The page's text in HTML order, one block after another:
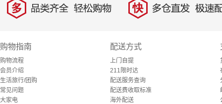
多 品类齐全，轻松购物 快 多仓直发，极速配
购物指南
购物流程
会员介绍
生活旅行/团购
常见问题
大家电
配送方式
上门自提
211限时达
配送服务查询
配送费收取标准
海外配送